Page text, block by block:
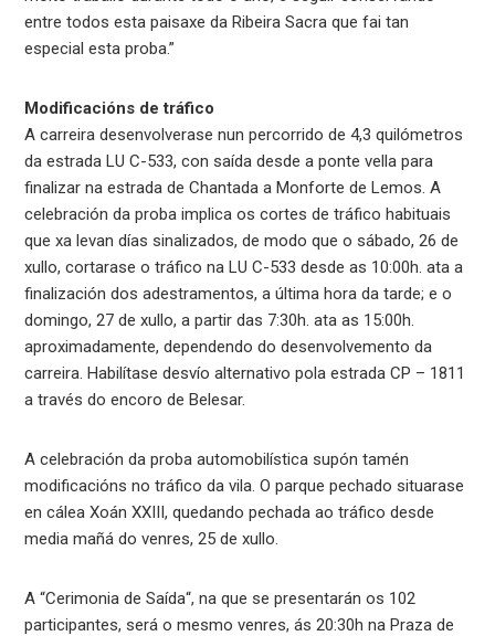
entre todos esta paisaxe da Ribeira Sacra que fai tan
especial esta proba.”
Modificacións de tráfico
A carreira desenvolverase nun percorrido de 4,3 quilómetros
da estrada LU C-533, con saída desde a ponte vella para
finalizar na estrada de Chantada a Monforte de Lemos. A
celebración da proba implica os cortes de tráfico habituais
que xa levan días sinalizados, de modo que o sábado, 26 de
xullo, cortarase o tráfico na LU C-533 desde as 10:00h. ata a
finalización dos adestramentos, a última hora da tarde; e o
domingo, 27 de xullo, a partir das 7:30h. ata as 15:00h.
aproximadamente, dependendo do desenvolvemento da
carreira. Habilítase desvío alternativo pola estrada CP – 1811
a través do encoro de Belesar.
A celebración da proba automobilística supón tamén
modificacións no tráfico da vila. O parque pechado situarase
en cálea Xoán XXIII, quedando pechada ao tráfico desde
media mañá do venres, 25 de xullo.
A “Cerimonia de Saída“, na que se presentarán os 102
participantes, será o mesmo venres, ás 20:30h na Praza de